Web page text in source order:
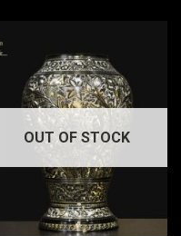
OUT OF STOCK